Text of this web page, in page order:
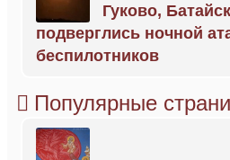
Гуково,
подверглись ночной
беспилотников
Популярные